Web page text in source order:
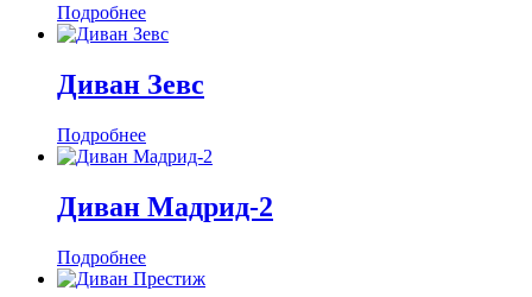
Подробнее
Диван Зевс
Подробнее
Диван Мадрид-2
Подробнее